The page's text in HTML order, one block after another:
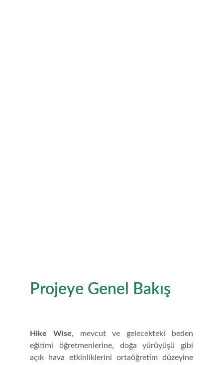
Projeye Genel Bakış
Hike Wise, mevcut ve gelecekteki beden
eğitimi öğretmenlerine, doğa yürüyüşü gibi
açık hava etkinliklerini ortaöğretim düzeyine